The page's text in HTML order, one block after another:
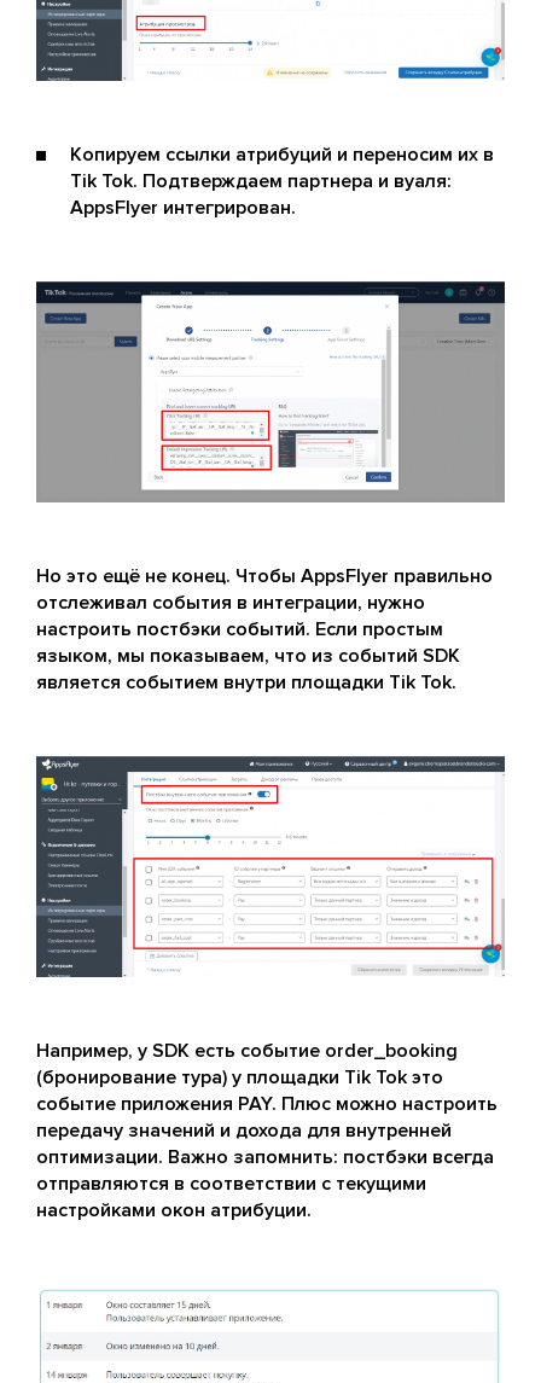
Копируем ссылки атрибуций и переносим их в
Tik Tok. Подтверждаем партнера и вуаля:
AppsFlyer интегрирован.
Но это ещё не конец. Чтобы AppsFlyer правильно
отслеживал события в интеграции, нужно
настроить постбэки событий. Если простым
языком, мы показываем, что из событий SDK
является событием внутри площадки Tik Tok.
Например, у SDK есть событие order_booking
(бронирование тура) у площадки Tik Tok это
событие приложения PAY. Плюс можно настроить
передачу значений и дохода для внутренней
оптимизации. Важно запомнить: постбэки всегда
отправляются в соответствии с текущими
настройками окон атрибуции.